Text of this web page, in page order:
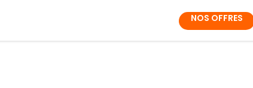
NOS OFFRES